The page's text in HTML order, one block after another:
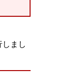
まし